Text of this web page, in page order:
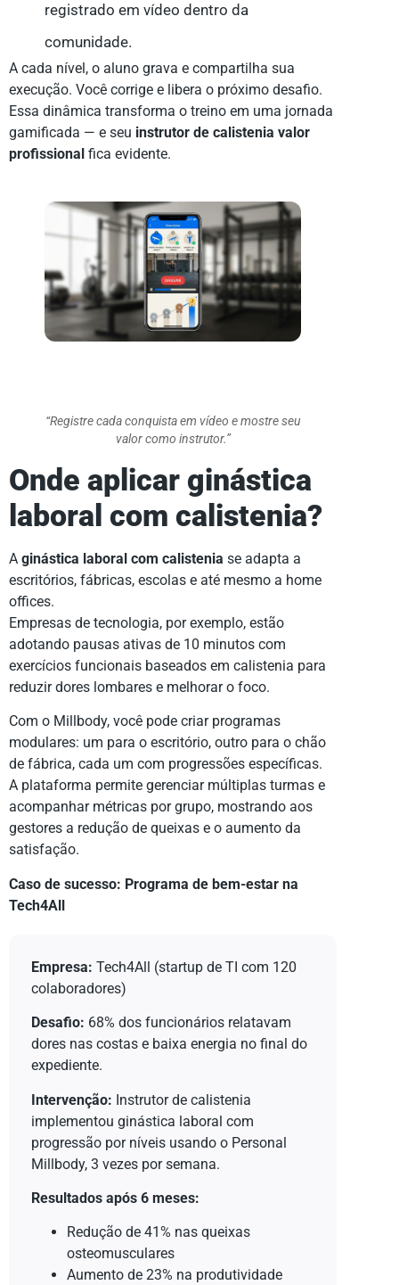
registrado em vídeo dentro da
comunidade.
A cada nível, o aluno grava e compartilha sua
execução. Você corrige e libera o próximo desafio.
Essa dinâmica transforma o treino em uma jornada
gamificada — e seu instrutor de calistenia valor
profissional fica evidente.
“Registre cada conquista em vídeo e mostre seu
valor como instrutor.”
Onde aplicar ginástica
laboral com calistenia?
A ginástica laboral com calistenia se adapta a
escritórios, fábricas, escolas e até mesmo a home
offices.
Empresas de tecnologia, por exemplo, estão
adotando pausas ativas de 10 minutos com
exercícios funcionais baseados em calistenia para
reduzir dores lombares e melhorar o foco.
Com o Millbody, você pode criar programas
modulares: um para o escritório, outro para o chão
de fábrica, cada um com progressões específicas.
A plataforma permite gerenciar múltiplas turmas e
acompanhar métricas por grupo, mostrando aos
gestores a redução de queixas e o aumento da
satisfação.
Caso de sucesso: Programa de bem-estar na
Tech4All
Empresa: Tech4All (startup de TI com 120
colaboradores)
Desafio: 68% dos funcionários relatavam
dores nas costas e baixa energia no final do
expediente.
Intervenção: Instrutor de calistenia
implementou ginástica laboral com
progressão por níveis usando o Personal
Millbody, 3 vezes por semana.
Resultados após 6 meses:
Redução de 41% nas queixas
osteomusculares
Aumento de 23% na produtividade